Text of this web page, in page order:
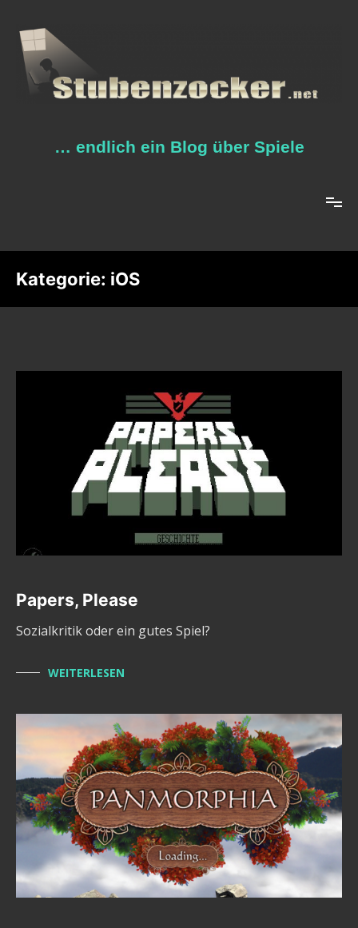
Inhalt
springen
… endlich ein Blog über Spiele
Kategorie: iOS
Papers, Please
Sozialkritik oder ein gutes Spiel?
WEITERLESEN